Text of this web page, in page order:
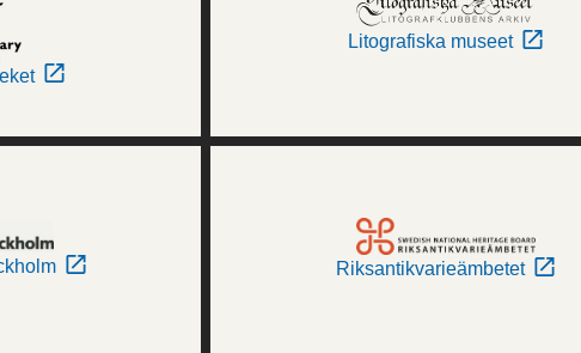
Litografiska museet
Riksantikvarieämbetet